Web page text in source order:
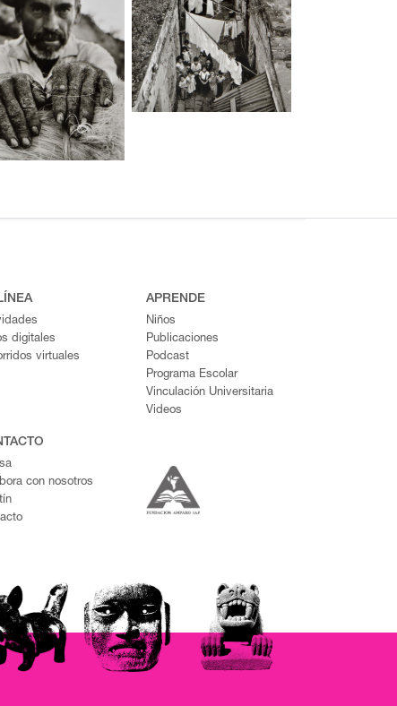
digitales
virtuales
APRENDE
Niños
Publicaciones
Podcast
Programa Escolar
Vinculación Universitaria
Videos
con nosotros